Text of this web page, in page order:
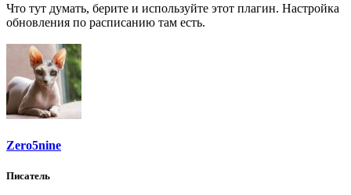
Что тут думать, берите и используйте этот плагин. Настройка
обновления по расписанию там есть.
Zero5nine
Писатель